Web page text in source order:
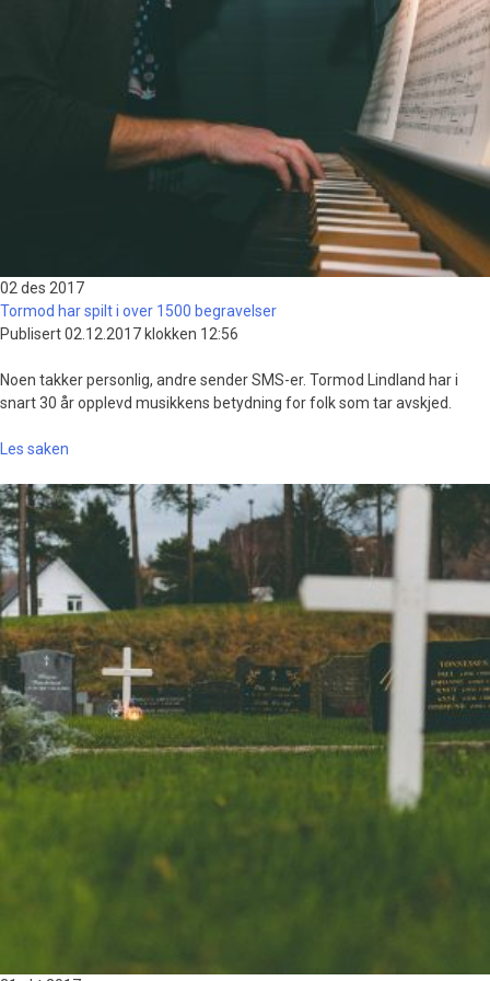
02 des 2017
Tormod har spilt i over 1500 begravelser
Publisert 02.12.2017 klokken 12:56
Noen takker personlig, andre sender SMS-er. Tormod Lindland har i
snart 30 år opplevd musikkens betydning for folk som tar avskjed.
Les saken